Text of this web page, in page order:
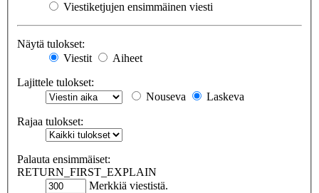
Viestiketjujen ensimmäinen viesti
Näytä tulokset:
Viestit
Aiheet
Lajittele tulokset:
Nouseva
Laskeva
Rajaa tulokset:
Palauta ensimmäiset:
RETURN_FIRST_EXPLAIN
Merkkiä viestistä.